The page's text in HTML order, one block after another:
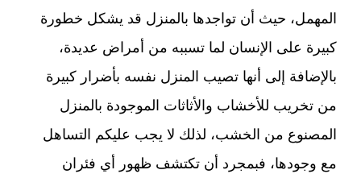
المهمل، حيث أن تواجدها بالمنزل قد يشكل خطورة
كبيرة على الإنسان لما تسببه من أمراض عديدة،
بالإضافة إلى أنها تصيب المنزل نفسه بأضرار كبيرة
من تخريب للأخشاب والأثاثات الموجودة بالمنزل
المصنوع من الخشب، لذلك لا يجب عليكم التساهل
مع وجودها، فبمجرد أن تكتشف ظهور أي فئران